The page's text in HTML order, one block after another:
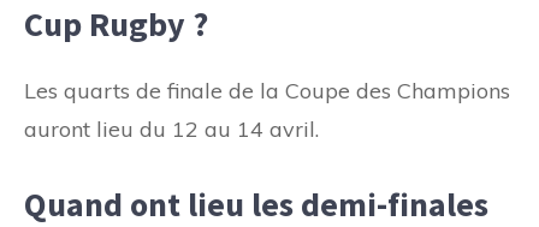
Cup Rugby ?
Les quarts de finale de la Coupe des Champions
auront lieu du 12 au 14 avril.
Quand ont lieu les demi-finales